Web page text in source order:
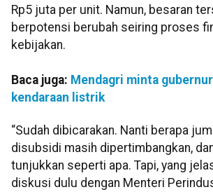
Rp5 juta per unit. Namun, besaran
berpotensi berubah seiring proses
kebijakan.
Baca juga: Mendagri minta
kendaraan listrik
“Sudah dibicarakan. Nanti berapa
disubsidi masih dipertimbangkan,
tunjukkan seperti apa. Tapi, yang
diskusi dulu dengan Menteri